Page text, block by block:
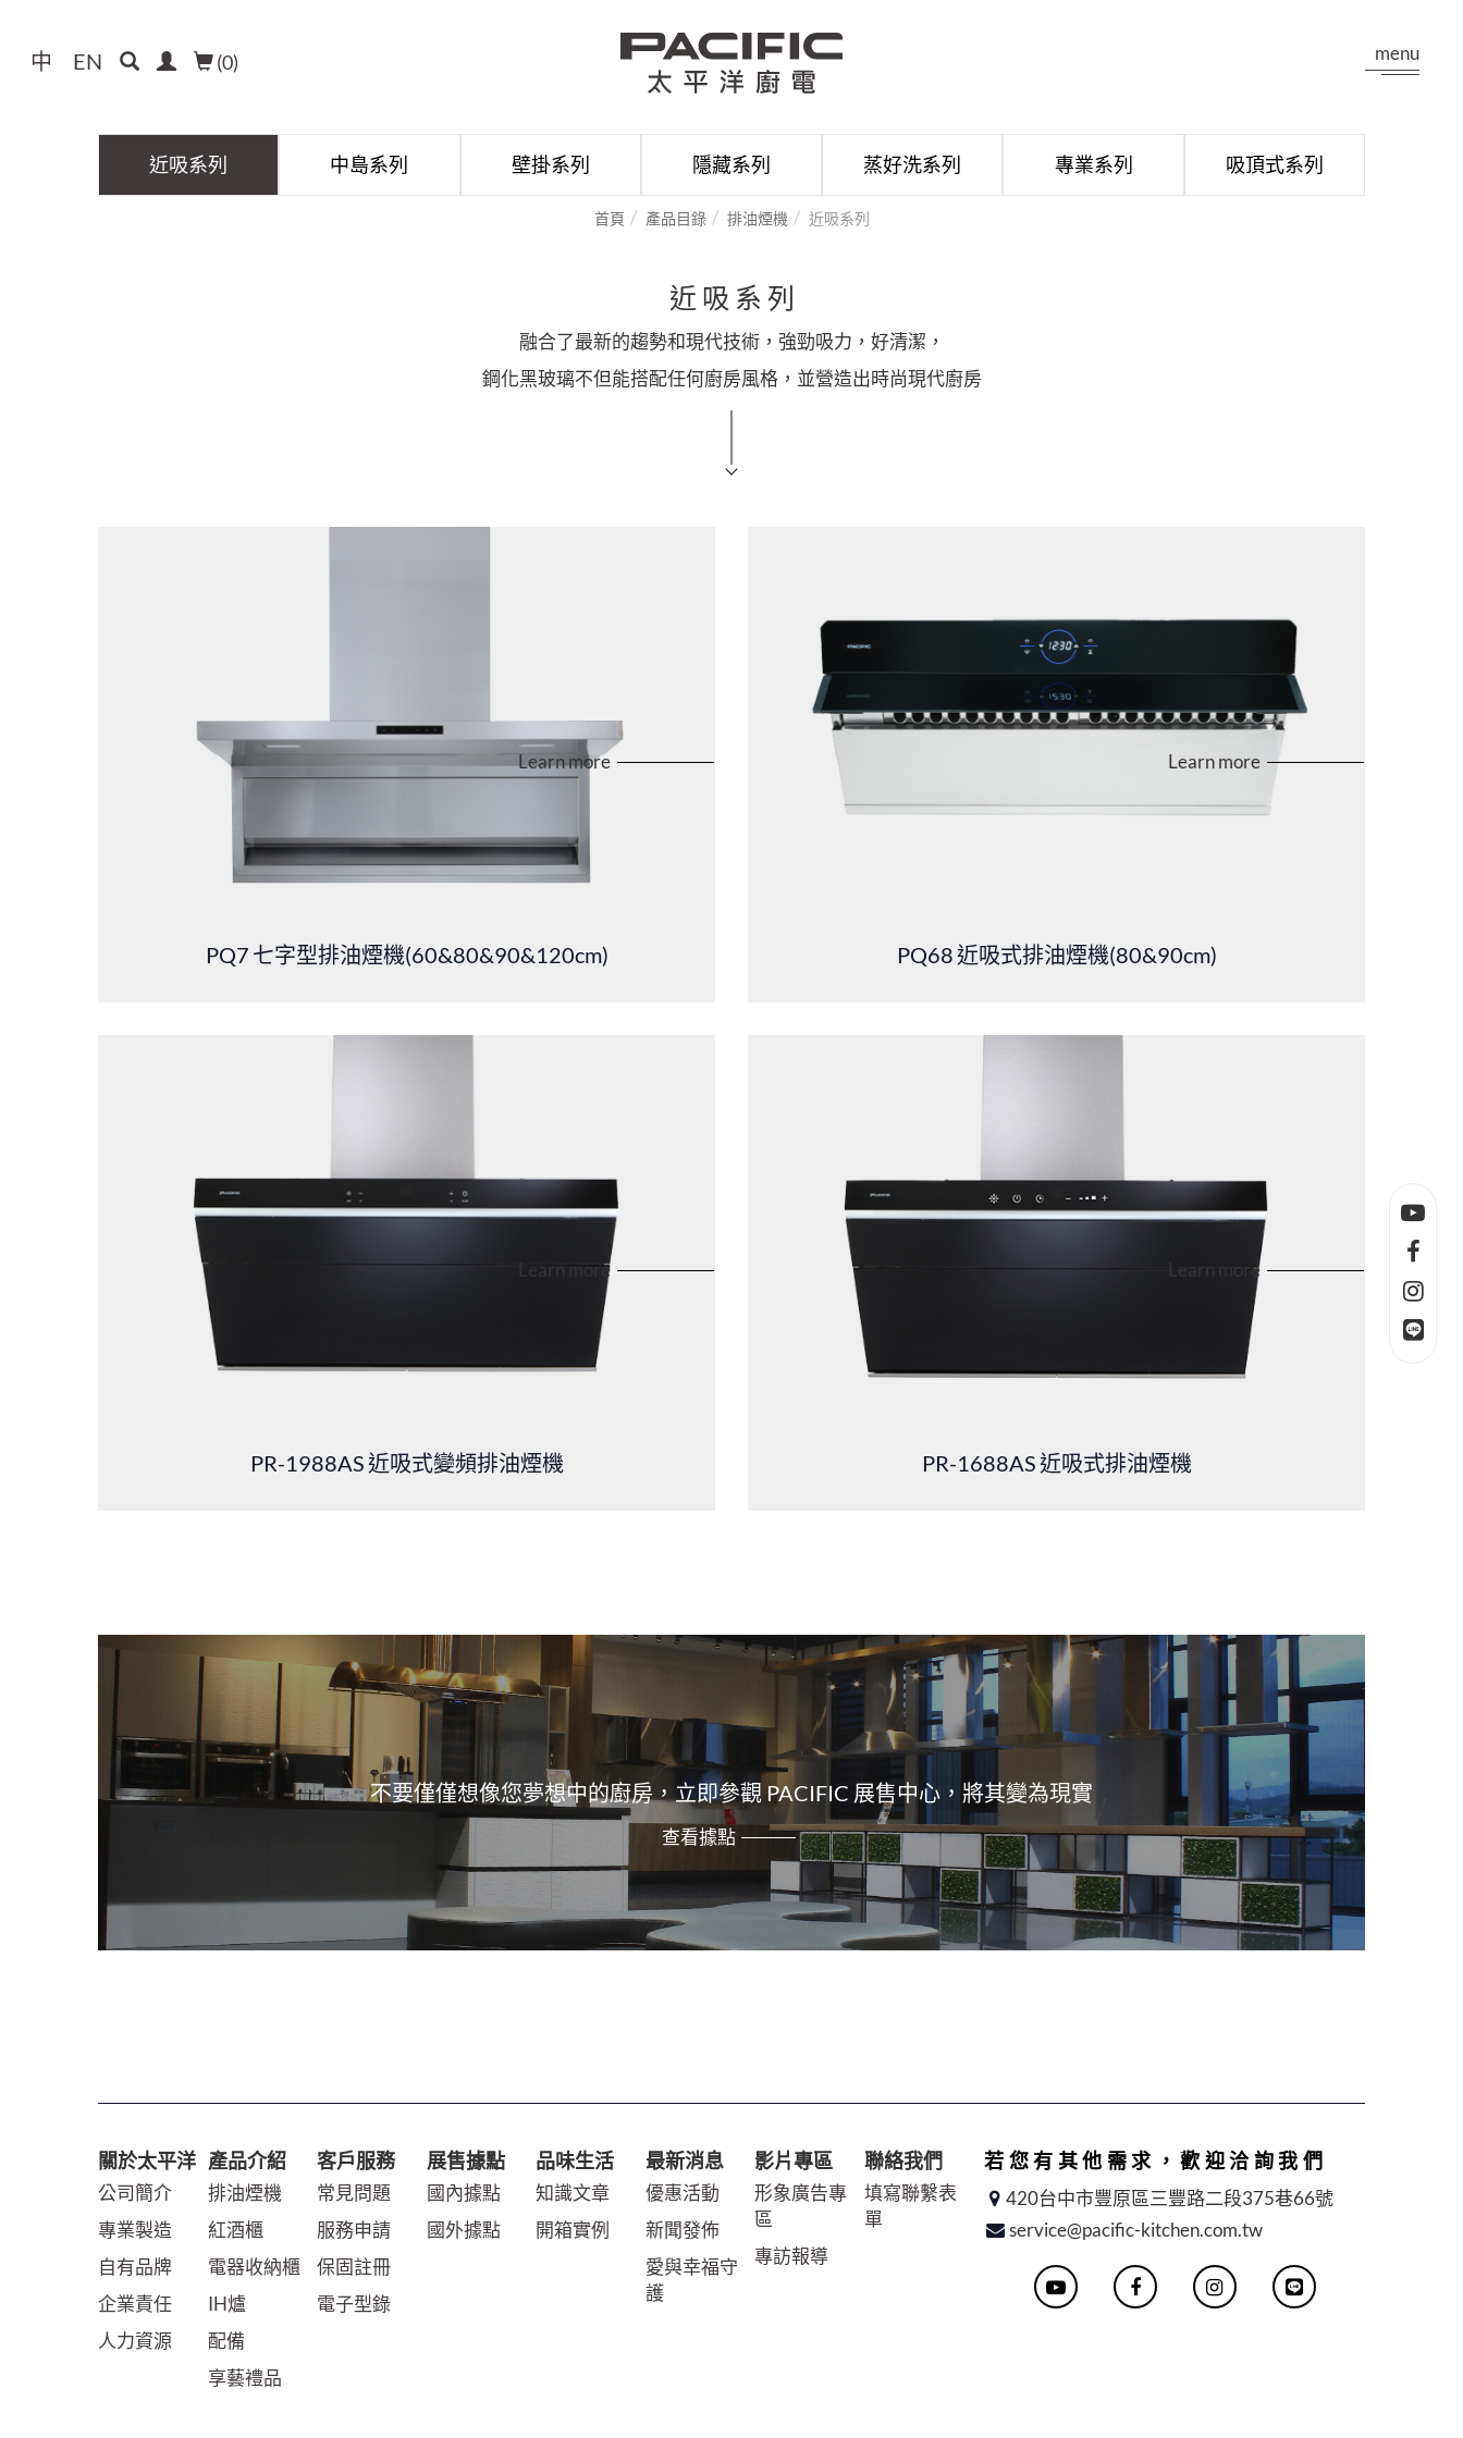
(0)
中 EN menu
近吸系列 中島系列 壁掛系列 隱藏系列 蒸好洗系列 專業系列 吸頂式系列
首頁 產品目錄 排油煙機 近吸系列
近吸系列
融合了最新的趨勢和現代技術，強勁吸力，好清潔，
鋼化黑玻璃不但能搭配任何廚房風格，並營造出時尚現代廚房
PQ7 七字型排油煙機(60&80&90&120cm)
Learn more
PQ68近吸式排油煙機(80&90cm)
Learn more
PR-1988AS近吸式變頻排油煙機
Learn more
PR-1688AS近吸式排油煙機
Learn more
不要僅僅想像您夢想中的廚房，立即參觀 PACIFIC 展售中心，將其變為現實
查看據點
關於太平洋
公司簡介
專業製造
自有品牌
企業責任
人力資源
產品介紹
排油煙機
紅酒櫃
電器收納櫃
IH爐
配備
享藝禮品
客戶服務
常見問題
服務申請
保固註冊
電子型錄
展售據點
國內據點
國外據點
品味生活
知識文章
開箱實例
最新消息
優惠活動
新聞發佈
愛與幸福守
護
影片專區
形象廣告專
區
專訪報導
聯絡我們
填寫聯繫表
單
若您有其他需求，歡迎洽詢我們
420台中市豐原區三豐路二段375巷66號
service@pacific-kitchen.com.tw